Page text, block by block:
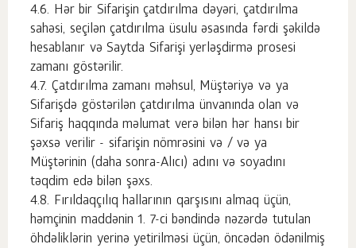
Hər bir Sifarişin çatdırılma dəyəri, çatdırılma
sahəsi, seçilən çatdırılma üsulu əsasında fərdi şəkildə
hesablanır və Saytda Sifarişi yerləşdirmə prosesi
zamanı göstərilir.
Çatdırılma zamanı məhsul, Müştəriyə və ya
Sifarişdə göstərilən çatdırılma ünvanında olan və
Sifariş haqqında məlumat verə bilən hər hansı bir
şəxsə verilir - sifarişin nömrəsini və / və ya
Müştərinin (daha sonra-Alıcı) adını və soyadını
təqdim edə bilən şəxs.
Fırıldaqçılıq hallarının qarşısını almaq üçün,
həmçinin maddənin 1. 7-ci bəndində nəzərdə tutulan
öhdəliklərin yerinə yetirilməsi üçün, öncədən ödənilmiş